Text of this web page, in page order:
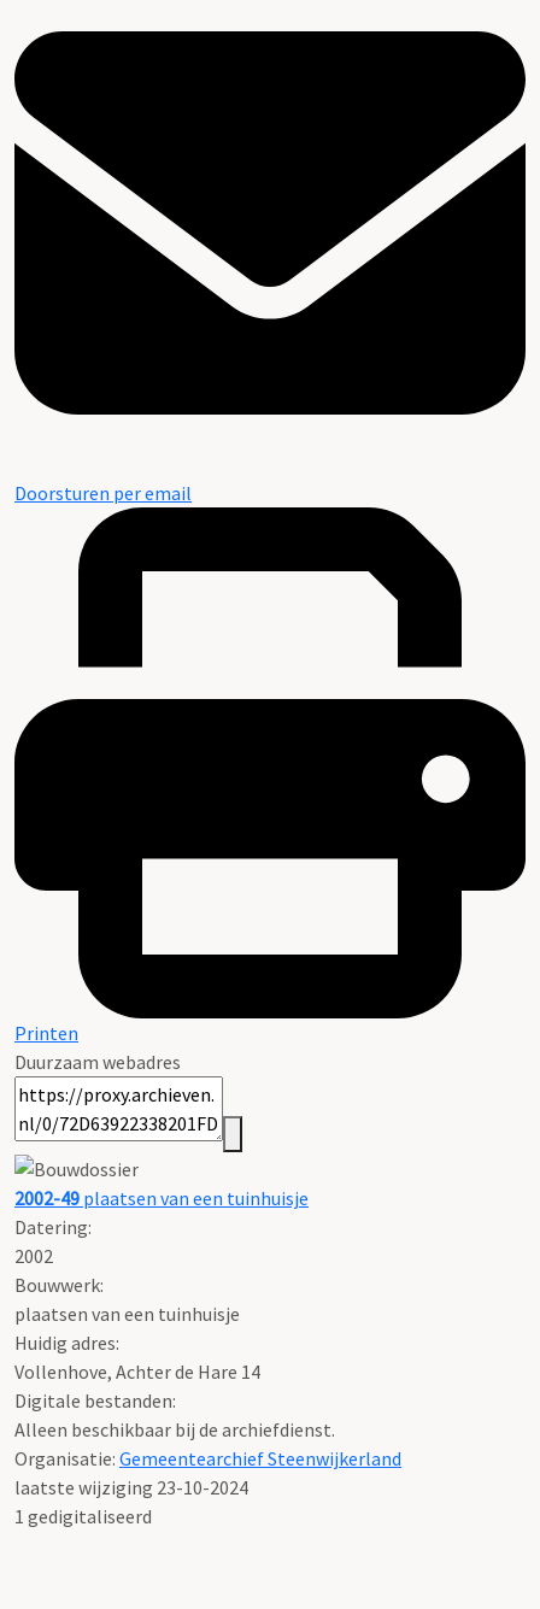
Doorsturen per email
Printen
Duurzaam webadres
2002-49 plaatsen van een tuinhuisje
Datering:
2002
Bouwwerk:
plaatsen van een tuinhuisje
Huidig adres:
Vollenhove, Achter de Hare 14
Digitale bestanden:
Alleen beschikbaar bij de archiefdienst.
Organisatie: Gemeentearchief Steenwijkerland
laatste wijziging 23-10-2024
1 gedigitaliseerd